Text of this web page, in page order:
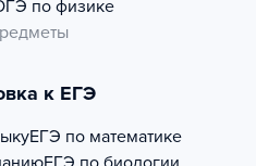
по физике
к ЕГЭ
ЕГЭ по математике